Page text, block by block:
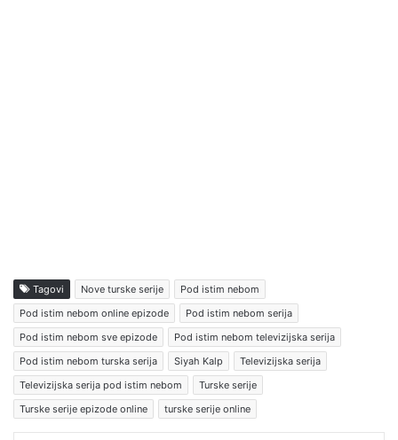
Tagovi Nove turske serije
Pod istim nebom
Pod istim nebom online epizode
Pod istim nebom serija
Pod istim nebom sve epizode
Pod istim nebom televizijska serija
Pod istim nebom turska serija
Siyah Kalp
Televizijska serija
Televizijska serija pod istim nebom
Turske serije
Turske serije epizode online
turske serije online